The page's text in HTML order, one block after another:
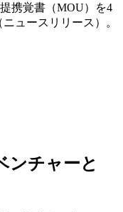
携覚書（MOU）を4
ュースリリース）。
ンチャーと